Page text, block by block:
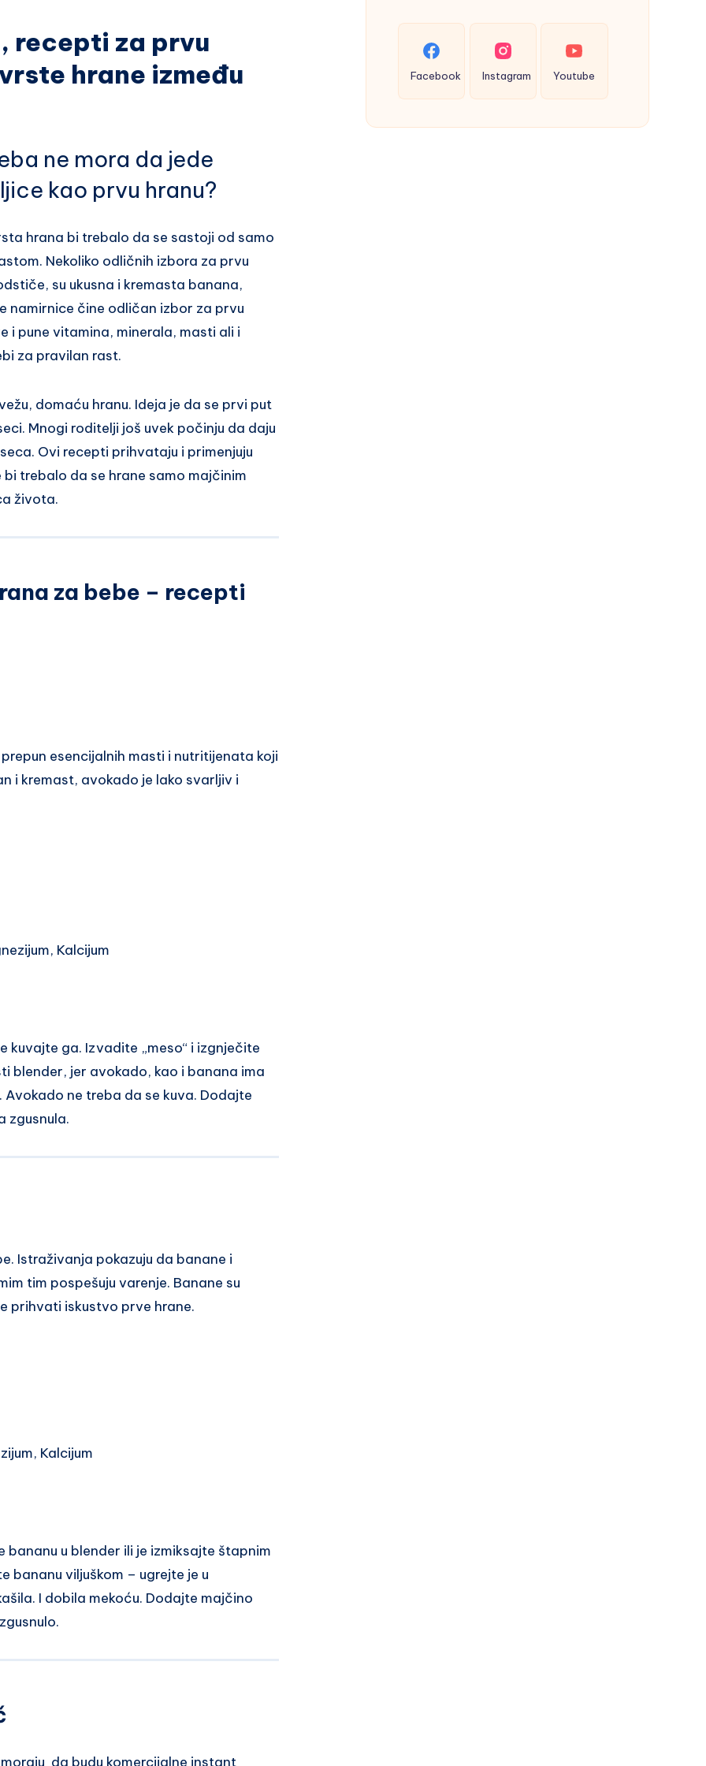
recepti za prvu
hrane između
ne mora da jede
kao prvu hranu?
hrana bi trebalo da se sastoji od samo
Nekoliko odličnih izbora za prvu
su ukusna i kremasta banana,
namirnice čine odličan izbor za prvu
i pune vitamina, minerala, masti ali i
za pravilan rast.
domaću hranu. Ideja je da se prvi put
Mnogi roditelji još uvek počinju da daju
Ovi recepti prihvataju i primenjuju
trebalo da se hrane samo majčinim
života.
za bebe – recepti
esencijalnih masti i nutritijenata koji
i kremast, avokado je lako svarljiv i
Kalcijum
ga. Izvadite „meso“ i izgnječite
blender, jer avokado, kao i banana ima
ne treba da se kuva. Dodajte
zgusnula.
Istraživanja pokazuju da banane i
tim pospešuju varenje. Banane su
prihvati iskustvo prve hrane.
Kalcijum
u blender ili je izmiksajte štapnim
bananu viljuškom – ugrejte je u
I dobila mekoću. Dodajte majčino
da budu komercijalne instant
bebe
sa
jajima
Facebook Instagram Youtube